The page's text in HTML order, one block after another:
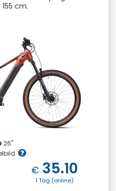
155 cm.
26"
€ 35.10
1 Tag (online)